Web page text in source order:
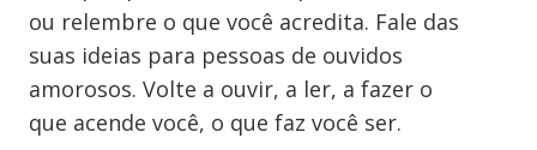
ou relembre o que você acredita. Fale das
suas ideias para pessoas de ouvidos
amorosos. Volte a ouvir, a ler, a fazer o
que acende você, o que faz você ser.